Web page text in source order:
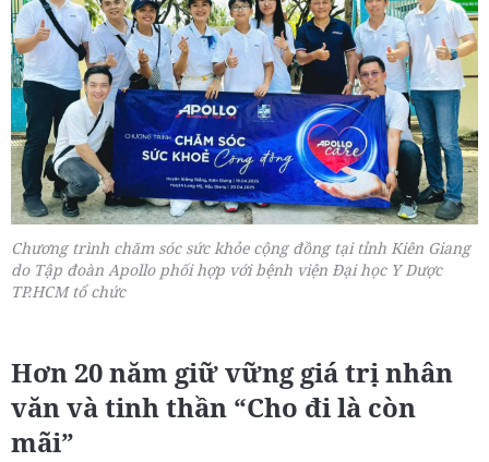
Chương trình chăm sóc sức khỏe cộng đồng tại tỉnh Kiên Giang
do Tập đoàn Apollo phối hợp với bệnh viện Đại học Y Dược
TP.HCM tổ chức
Hơn 20 năm giữ vững giá trị nhân
văn và tinh thần “Cho đi là còn
mãi”